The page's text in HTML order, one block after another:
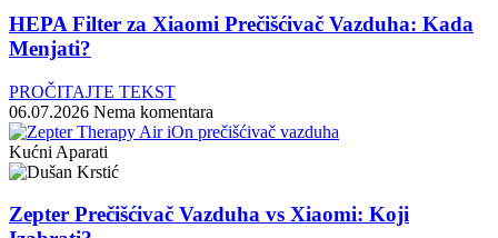
HEPA Filter za Xiaomi Prečišćivač Vazduha: Kada
Menjati?
PROČITAJTE TEKST
06.07.2026 Nema komentara
Kućni Aparati
Zepter Prečišćivač Vazduha vs Xiaomi: Koji